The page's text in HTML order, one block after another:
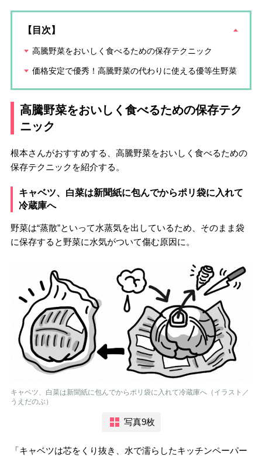
【目次】
高騰野菜をおいしく食べるための保存テクニック
価格安定で優秀！高騰野菜の代わりに使える優等生野菜
高騰野菜をおいしく食べるための保存テク
ニック
根本さんがおすすめする、高騰野菜をおいしく食べるための
保存テクニックを紹介する。
キャベツ、白菜は新聞紙に包んでからポリ袋に入れて
冷蔵庫へ
野菜は“蒸散”といって水蒸気を出しているため、そのまま袋
に保存すると野菜に水気がついて傷む原因に。
キャベツ、白菜は新聞紙に包んでからポリ袋に入れて冷蔵庫へ（イラスト／
うえだのぶ）
写真9枚
「キャベツは芯をくり抜き、水で濡らしたキッチンペーパー